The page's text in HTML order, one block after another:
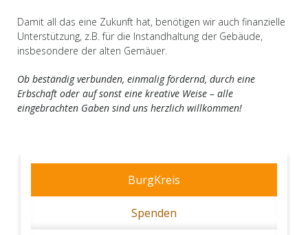
Damit all das eine Zukunft hat, benötigen wir auch finanzielle
Unterstützung, z.B. für die Instandhaltung der Gebäude,
insbesondere der alten Gemäuer.
Ob beständig verbunden, einmalig fördernd, durch eine
Erbschaft oder auf sonst eine kreative Weise – alle
eingebrachten Gaben sind uns herzlich willkommen!
BurgKreis
Spenden